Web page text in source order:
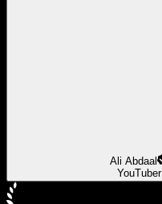
Ali Abdaal
YouTuber